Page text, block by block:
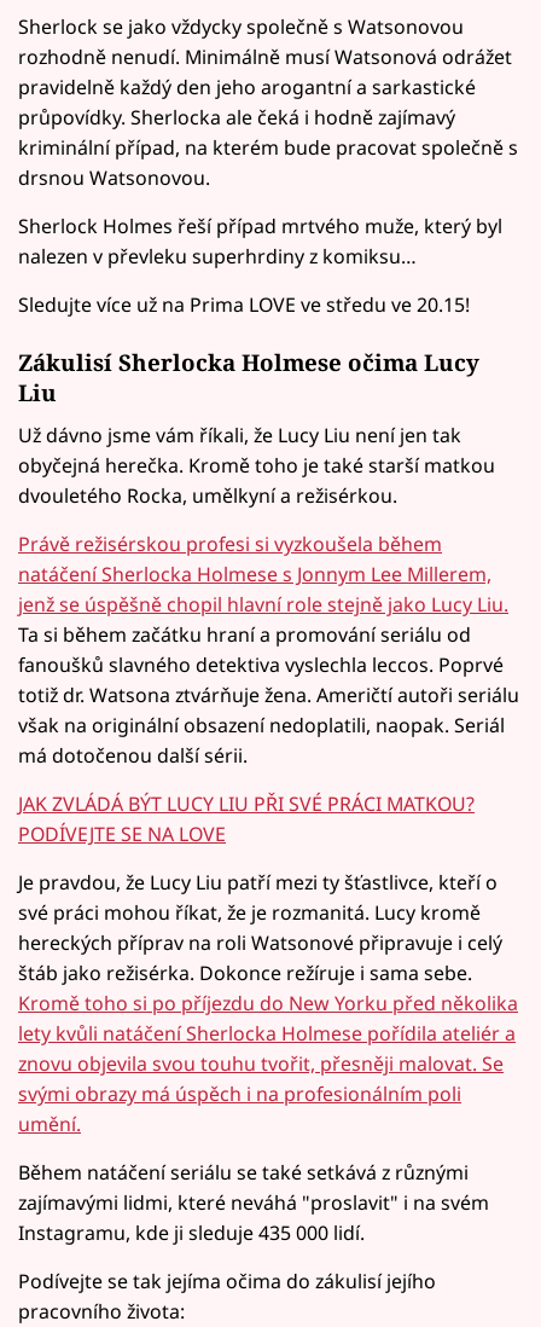
Sherlock se jako vždycky společně s Watsonovou
rozhodně nenudí. Minimálně musí Watsonová odrážet
pravidelně každý den jeho arogantní a sarkastické
průpovídky. Sherlocka ale čeká i hodně zajímavý
kriminální případ, na kterém bude pracovat společně s
drsnou Watsonovou.
Sherlock Holmes řeší případ mrtvého muže, který byl
nalezen v převleku superhrdiny z komiksu…
Sledujte více už na Prima LOVE ve středu ve 20.15!
Zákulisí Sherlocka Holmese očima Lucy
Liu
Už dávno jsme vám říkali, že Lucy Liu není jen tak
obyčejná herečka. Kromě toho je také starší matkou
dvouletého Rocka, umělkyní a režisérkou.
Právě režisérskou profesi si vyzkoušela během
natáčení Sherlocka Holmese s Jonnym Lee Millerem,
jenž se úspěšně chopil hlavní role stejně jako Lucy Liu.
Ta si během začátku hraní a promování seriálu od
fanoušků slavného detektiva vyslechla leccos. Poprvé
totiž dr. Watsona ztvárňuje žena. Američtí autoři seriálu
však na originální obsazení nedoplatili, naopak. Seriál
má dotočenou další sérii.
JAK ZVLÁDÁ BÝT LUCY LIU PŘI SVÉ PRÁCI MATKOU?
PODÍVEJTE SE NA LOVE
Je pravdou, že Lucy Liu patří mezi ty šťastlivce, kteří o
své práci mohou říkat, že je rozmanitá. Lucy kromě
hereckých příprav na roli Watsonové připravuje i celý
štáb jako režisérka. Dokonce režíruje i sama sebe.
Kromě toho si po příjezdu do New Yorku před několika
lety kvůli natáčení Sherlocka Holmese pořídila ateliér a
znovu objevila svou touhu tvořit, přesněji malovat. Se
svými obrazy má úspěch i na profesionálním poli
umění.
Během natáčení seriálu se také setkává z různými
zajímavými lidmi, které neváhá "proslavit" i na svém
Instagramu, kde ji sleduje 435 000 lidí.
Podívejte se tak jejíma očima do zákulisí jejího
pracovního života: